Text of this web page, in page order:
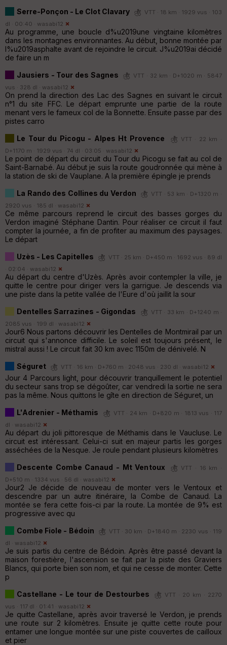
Serre-Ponçon - Le Clot Clavary
VTT · 18 km · 1929 vus · 103
dl · 00:40 · wasabi12
Au programme, une boucle d%u2019une vingtaine kilomètres
dans les montagnes environnantes. Au début, bonne montée par
l%u2019asphalte avant de rejoindre le circuit. J%u2019ai décidé
de faire un m
Jausiers - Tour des Sagnes
VTT · 32 km · D+1020 m · 5847
vus · 328 dl · wasabi12
On prend la direction des Lac des Sagnes en suivant le circuit
n°1 du site FFC. Le départ emprunte une partie de la route
menant vers le fameux col de la Bonnette. Ensuite passe par des
pistes carro
Le Tour du Picogu - Alpes Ht Provence
VTT · 22 km ·
D+1170 m · 1929 vus · 74 dl · 03:05 · wasabi12
Le point de départ du circuit du Tour du Picogu se fait au col de
Saint-Barnabé. Au début je suis la route goudronnée qui mène à
la station de ski de Vauplane. A la première épingle je prends
La Rando des Collines du Verdon
VTT · 53 km · D+1320 m ·
2920 vus · 185 dl · wasabi12
Ce même parcours reprend le circuit des basses gorges du
Verdon imaginé Stéphane Dantin. Pour réaliser ce circuit il faut
compter la journée, a fin de profiter au maximum des paysages.
Le départ
Uzès - Les Capitelles
VTT · 25 km · D+450 m · 1692 vus · 89 dl
· 02:04 · wasabi12
Au départ du centre d'Uzès. Après avoir contempler la ville, je
quitte le centre pour diriger vers la garrigue. Je descends via
une piste dans la petite vallée de l'Eure d'où jaillit la sour
Dentelles Sarrazines - Gigondas
VTT · 33 km · D+1240 m ·
2085 vus · 199 dl · wasabi12
Jour6 Nous partons découvrir les Dentelles de Montmirail par un
circuit qui s'annonce difficile. Le soleil est toujours présent, le
mistral aussi ! Le circuit fait 30 km avec 1150m de dénivelé. N
Séguret
VTT · 16 km · D+760 m · 2048 vus · 230 dl · wasabi12
Jour 4 Parcours light, pour découvrir tranquillement le potentiel
du secteur sans trop se dégoûter, car vendredi la sortie ne sera
pas la même. Nous quittons le gîte en direction de Séguret, un
L'Adrenier - Méthamis
VTT · 24 km · D+820 m · 1813 vus · 117
dl · wasabi12
Au départ du joli pittoresque de Méthamis dans le Vaucluse. Le
circuit est intéressant. Celui-ci suit en majeur partis les gorges
asséchées de la Nesque. Je roule pendant plusieurs kilomètres
Descente Combe Canaud - Mt Ventoux
VTT · 16 km ·
D+510 m · 1334 vus · 56 dl · wasabi12
Jour2 Je décide de nouveau de monter vers le Ventoux et
descendre par un autre itinéraire, la Combe de Canaud. La
montée se fera cette fois-ci par la route. La montée de 9% est
progressive avec qu
Combe Fiole - Bédoin
VTT · 30 km · D+1840 m · 2230 vus · 119
dl · wasabi12
Je suis partis du centre de Bédoin. Après être passé devant la
maison forestière, l'ascension se fait par la piste des Graviers
Blancs, qui porte bien son nom, et qui ne cesse de monter. Cette
p
Castellane - Le tour de Destourbes
VTT · 20 km · 2270
vus · 117 dl · 01:41 · wasabi12
Je quitte Castellane, après avoir traversé le Verdon, je prends
une route sur 2 kilomètres. Ensuite je quitte cette route pour
entamer une longue montée sur une piste couvertes de cailloux
et pier